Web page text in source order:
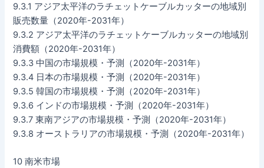
9.3.1 アジア太平洋のラチェットケーブルカッターの地域別
販売数量（2020年-2031年）
9.3.2 アジア太平洋のラチェットケーブルカッターの地域別
消費額（2020年-2031年）
9.3.3 中国の市場規模・予測（2020年-2031年）
9.3.4 日本の市場規模・予測（2020年-2031年）
9.3.5 韓国の市場規模・予測（2020年-2031年）
9.3.6 インドの市場規模・予測（2020年-2031年）
9.3.7 東南アジアの市場規模・予測（2020年-2031年）
9.3.8 オーストラリアの市場規模・予測（2020年-2031年）
10 南米市場